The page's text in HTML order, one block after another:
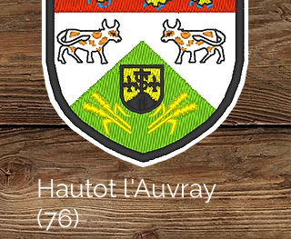
Hautot l'Auvray
(76)